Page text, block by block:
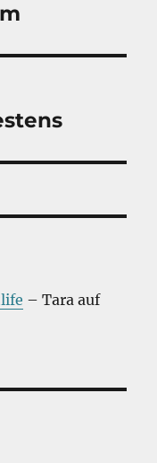
– Tara auf